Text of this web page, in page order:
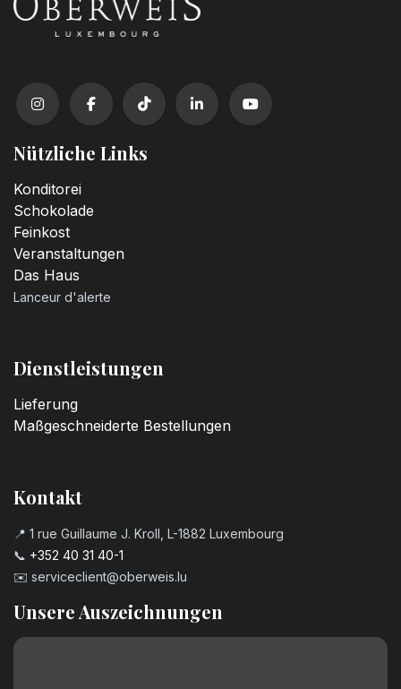
Nützliche Links
Konditorei
Schokolade
Feinkost
Veranstaltungen
Das Haus
Lanceur d'alerte
Dienstleistungen
Lieferung
Maßgeschneiderte Bestellungen
Kontakt
📍 1 rue Guillaume J. Kroll, L-1882 Luxembourg
📞 +352 40 31 40-1
✉️ serviceclient@oberweis.lu
Unsere Auszeichnungen